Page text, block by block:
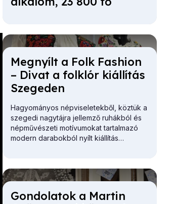
Meg­nyílt a Folk Fashi­on
– Di­vat a folk­lór ki­ál­lí­tás
Sze­ge­den
Hagyományos népviseletekből, köztük a
szegedi nagytájra jellemző ruhákból és
népművészeti motívumokat tartalmazó
modern darabokból nyílt kiállítás
Gon­do­la­tok a Mar­tin